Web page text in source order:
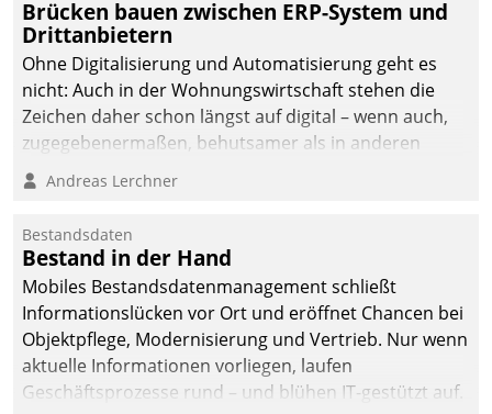
Brücken bauen zwischen ERP-System und
Drittanbietern
Ohne Digitalisierung und Automatisierung geht es
nicht: Auch in der Wohnungswirtschaft stehen die
Zeichen daher schon längst auf digital – wenn auch,
zugegebenermaßen, behutsamer als in anderen
Branchen.
Andreas Lerchner
Bestandsdaten
Bestand in der Hand
Mobiles Bestandsdatenmanagement schließt
Informationslücken vor Ort und eröffnet Chancen bei
Objektpflege, Modernisierung und Vertrieb. Nur wenn
aktuelle Informationen vorliegen, laufen
Geschäftsprozesse rund – und blühen IT-gestützt auf.